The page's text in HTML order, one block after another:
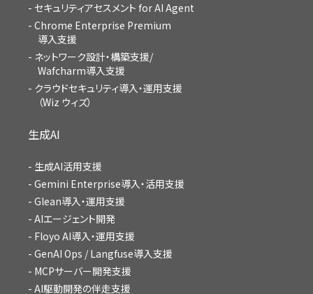
セキュリティアセスメント for AI Agent
Chrome Enterprise Premium
導入支援
ネットワーク設計・構築支援/
Wafcharm導入支援
クラウドセキュリティ導入・運用支援
（Wiz ウィズ）
生成AI
生成AI活用支援
Gemini Enterprise導入・活用支援
Glean導入・運用支援
AIエージェント開発
Floyo AI導入・運用支援
GenAI Ops / Langfuse導入支援
MCPサーバー開発支援
AI駆動開発の伴走支援